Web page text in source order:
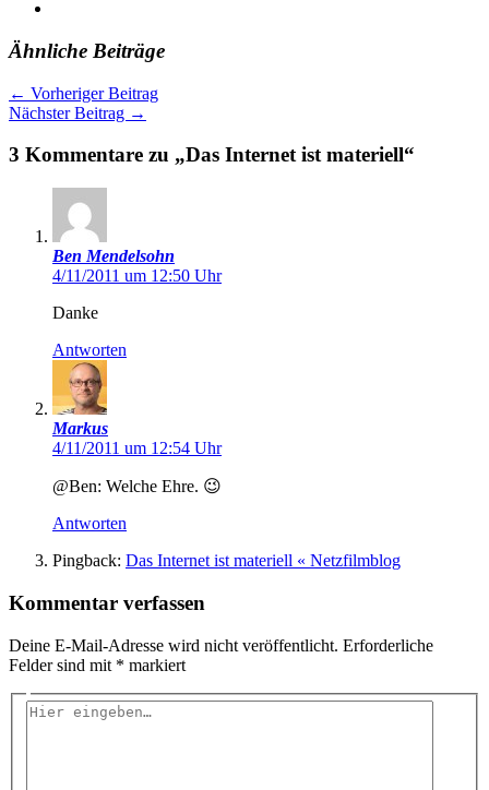
Ähnliche Beiträge
← Vorheriger Beitrag
Nächster Beitrag →
3 Kommentare zu „Das Internet ist materiell“
Ben Mendelsohn
4/11/2011 um 12:50 Uhr
Danke
Antworten
Markus
4/11/2011 um 12:54 Uhr
@Ben: Welche Ehre. 😉
Antworten
Pingback: Das Internet ist materiell « Netzfilmblog
Kommentar verfassen
Deine E-Mail-Adresse wird nicht veröffentlicht. Erforderliche
Felder sind mit * markiert
Hier